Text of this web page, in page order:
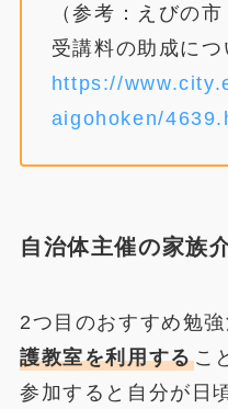
（参考：えびの
受講料の助成に
https://
aigohoken/
自治体主催の家族
2つ目のおすすめ勉
護教室を利用するこ
参加すると自分が日